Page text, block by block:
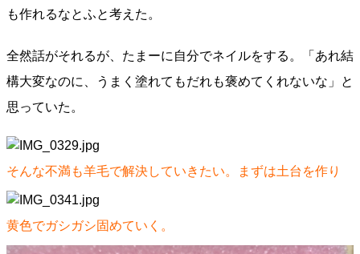
も作れるなとふと考えた。
全然話がそれるが、たまーに自分でネイルをする。「あれ結
構大変なのに、うまく塗れてもだれも褒めてくれないな」と
思っていた。
そんな不満も羊毛で解決していきたい。まずは土台を作り
黄色でガシガシ固めていく。